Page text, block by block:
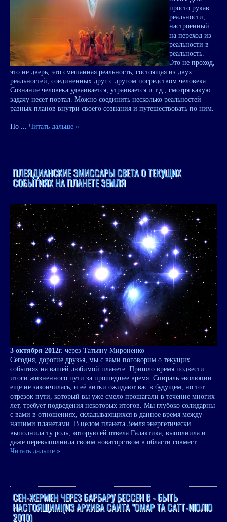
просто рукав
реальности,
настроенный
на переход из
реальности в
реальность.
Это не проход,
это не дверь, это смешанная реальность, состоящая из двух
реальностей, соединенных друг с другом посредством человека.
Сознание человека удваивается, утраивается и т.д., смотря какую
задачу несет портал. Можно соединить несколько реальностей
разных планов внутри своего сознания и путешествовать по ним.
Но ... Читать дальше »
ПЛЕЯДИАНСКИЕ ЭМИССАРЫ СВЕТА О ТЕКУЩИХ
СОБЫТИЯХ НА ПЛАНЕТЕ ЗЕМЛЯ
3 октября 2012г. через Татьяну Мироненко
Сегодня, дорогие друзья, мы с вами поговорим о текущих
событиях на вашей любимой планете. Пришло время подвести
итоги жизненного пути за прошедшее время. Спираль эволюции
ещё не закончилась, и её витки ожидают вас в будущем, но тот
отрезок пути, который вы уже смело прошагали в течение многих
лет, требует подведения некоторых итогов. Мы глубоко солидарны
с вами в отношениях, складывающихся в данное время между
нашими планетами. В целом планета Земля энергетически
выполнила ту роль, которую ей отвела Галактика, выполнила и
даже перевыполнила своим новаторством в области совмест ...
Читать дальше »
СЕН-ЖЕРМЕН ЧЕРЕЗ БАРБАРУ БЕССЕН В - БЫТЬ
НАСТОЯЩИМ!(ИЗ АРХИВА САЙТА "ОМАР ТА САТТ-ИЮЛЮ
2010)